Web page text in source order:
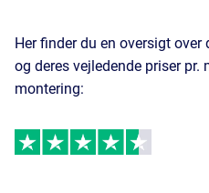
Her finder du en oversigt
og deres vejledende priser pr.
montering: